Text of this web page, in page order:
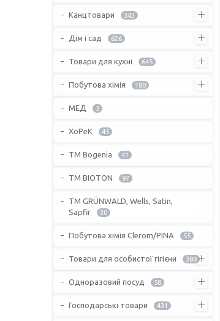
Канцтовари 343
Дім і сад 626
Товари для кухні 645
Побутова хімія 180
МЕД 5
ХоРеК 45
ТМ Bogenia 41
ТМ BIOTON 97
ТМ GRÜNWALD, Wells, Satin,
Sapfir
30
Побутова хімія Clerom/PINA 55
Товари для особистої гігієни 388
Одноразовий посуд 58
Господарські товари 431